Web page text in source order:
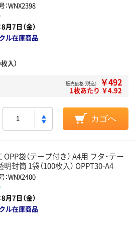
：WNX2398
8月7日（金）
ル在庫商品
入）
販売価格（税込） ￥492
1枚あたり ￥4.92
カゴへ
袋（テープ付き） A4用 フタ・テー
明封筒 1袋（100枚入） OPPT30-A4
：WNX2400
8月7日（金）
ル在庫商品